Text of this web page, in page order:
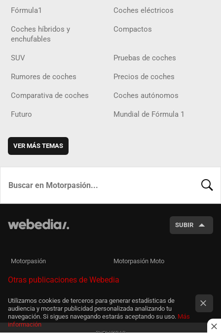
Fórmula1 Coches eléctricos
Coches híbridos y
enchufables
Compactos
SUV Pruebas de coches
Rumores de coches Precios de coches
Comparativa de coches Coches autónomos
Futuro Mundial de Fórmula 1
VER MÁS TEMAS
SUBIR
Motorpasión Motorpasión Moto
Otras publicaciones de Webedia
Utilizamos cookies de terceros para generar estadísticas de
audiencia y mostrar publicidad personalizada analizando tu
navegación. Si sigues navegando estarás aceptando su uso. Más
información